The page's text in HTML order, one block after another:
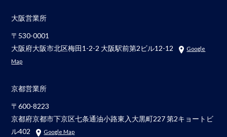
大阪営業所
〒530-0001
大阪府大阪市北区梅田1-2-2 大阪駅前第2ビル12-12
Google
Map
京都営業所
〒600-8223
京都府京都市下京区七条通油小路東入大黒町227 第2キョートビ
ル402
Google Map